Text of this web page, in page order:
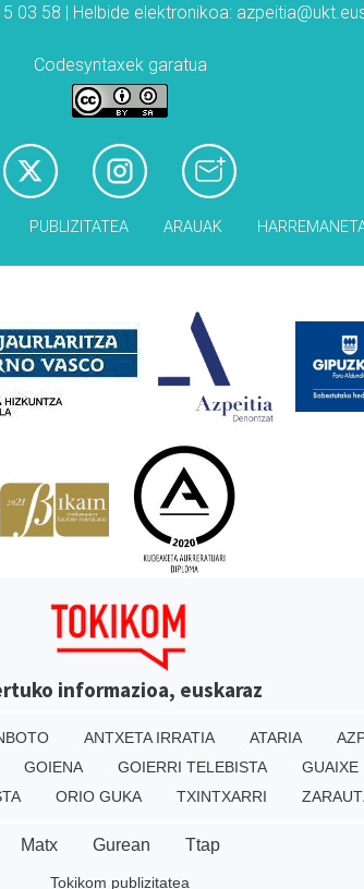
03 58 | Helbide elektronikoa:
Codesyntaxek garatua
PUBLIZITATEA ARAUAK
informazioa, euskaraz
ANTXETA IRRATIA ATARIA
GOIENA GOIERRI TELEBISTA
GUAIXE
ORIO GUKA TXINTXARRI
Matx Gurean Ttap
Tokikom publizitatea